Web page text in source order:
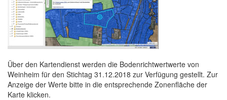
Über den Kartendienst werden die Bodenrichtwertwerte von
Weinheim für den Stichtag 31.12.2018 zur Verfügung gestellt. Zur
Anzeige der Werte bitte in die entsprechende Zonenfläche der
Karte klicken.